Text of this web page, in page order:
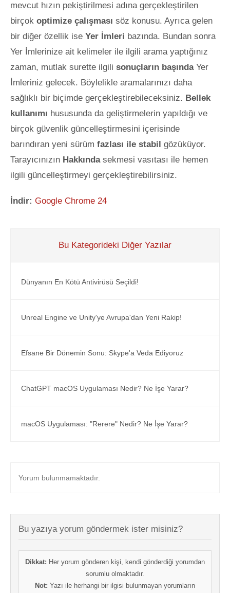
mevcut hızın pekiştirilmesi adına gerçekleştirilen
birçok optimize çalışması söz konusu. Ayrıca gelen
bir diğer özellik ise Yer İmleri bazında. Bundan sonra
Yer İmlerinize ait kelimeler ile ilgili arama yaptığınız
zaman, mutlak surette ilgili sonuçların başında Yer
İmleriniz gelecek. Böylelikle aramalarınızı daha
sağlıklı bir biçimde gerçekleştirebileceksiniz. Bellek
kullanımı hususunda da geliştirmelerin yapıldığı ve
birçok güvenlik güncelleştirmesini içerisinde
barındıran yeni sürüm fazlası ile stabil gözüküyor.
Tarayıcınızın Hakkında sekmesi vasıtası ile hemen
ilgili güncelleştirmeyi gerçekleştirebilirsiniz.
İndir: Google Chrome 24
Bu Kategorideki Diğer Yazılar
Dünyanın En Kötü Antivirüsü Seçildi!
Unreal Engine ve Unity'ye Avrupa'dan Yeni Rakip!
Efsane Bir Dönemin Sonu: Skype'a Veda Ediyoruz
ChatGPT macOS Uygulaması Nedir? Ne İşe Yarar?
macOS Uygulaması: "Rerere" Nedir? Ne İşe Yarar?
Yorum bulunmamaktadır.
Bu yazıya yorum göndermek ister misiniz?
Dikkat: Her yorum gönderen kişi, kendi gönderdiği yorumdan
sorumlu olmaktadır.
Not: Yazı ile herhangi bir ilgisi bulunmayan yorumların